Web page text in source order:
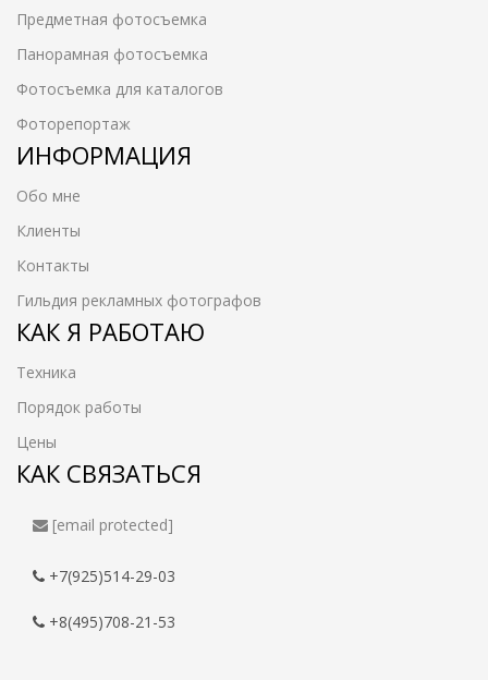
Предметная фотосъемка
Панорамная фотосъемка
Фотосъемка для каталогов
Фоторепортаж
ИНФОРМАЦИЯ
Обо мне
Клиенты
Контакты
Гильдия рекламных фотографов
КАК Я РАБОТАЮ
Техника
Порядок работы
Цены
КАК СВЯЗАТЬСЯ
[email protected]
+7(925)514-29-03
+8(495)708-21-53